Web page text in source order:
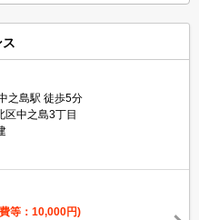
之島駅 徒歩5分
区中之島3丁目
等：10,000円)